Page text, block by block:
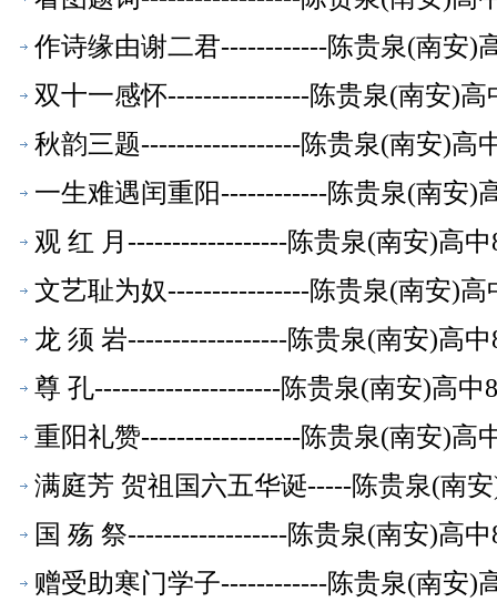
作诗缘由谢二君------------陈贵泉(南安)
双十一感怀----------------陈贵泉(南安)高
秋韵三题------------------陈贵泉(南安)高
一生难遇闰重阳------------陈贵泉(南安)
观 红 月------------------陈贵泉(南安)高
文艺耻为奴----------------陈贵泉(南安)高
龙 须 岩------------------陈贵泉(南安)高
尊 孔---------------------陈贵泉(南安)高中
重阳礼赞------------------陈贵泉(南安)高
满庭芳 贺祖国六五华诞-----陈贵泉(南
国 殇 祭------------------陈贵泉(南安)高
赠受助寒门学子------------陈贵泉(南安)